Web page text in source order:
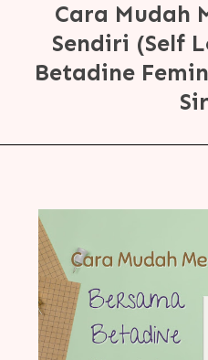
Cara Mudah
Sendiri (Self
Betadine